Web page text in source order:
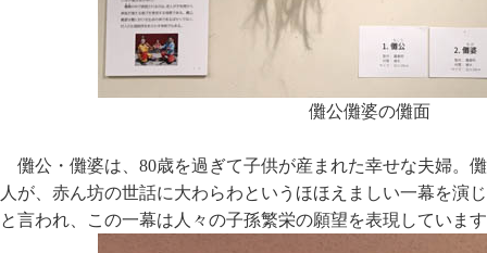
儺公儺婆の儺面
儺公・儺婆は、80歳を過ぎて子供が産まれた幸せな夫婦。
人が、赤ん坊の世話に大わらわというほほえましい一幕を演
と言われ、この一幕は人々の子孫繁栄の願望を表現していま